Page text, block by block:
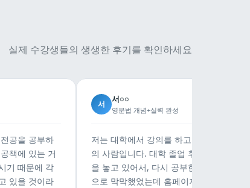
실제 수강생들의 생생한 후기를 확인하세요
공을 공부하
책에 있는 거
기 때문에 각
있을 것이라
서 서○○
영문법 개념+실력 완성
저는 대학에서 강의를 하고 있는 30대 후반
의 사람입니다. 대학 졸업 후에는 영어에
을 놓고 있어서, 다시 공부한다고 했을 때
으로 막막했었는데 홈페이지 상에서 공도